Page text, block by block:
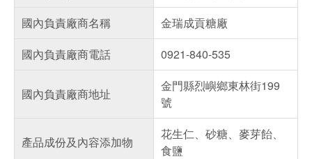
國內負責廠商名稱
金瑞成貢糖廠
國內負責廠商電話
0921-840-535
國內負責廠商地址
金門縣烈嶼鄉東林街199
號
產品成份及內容添加物
花生仁、砂糖、麥芽飴、
食鹽